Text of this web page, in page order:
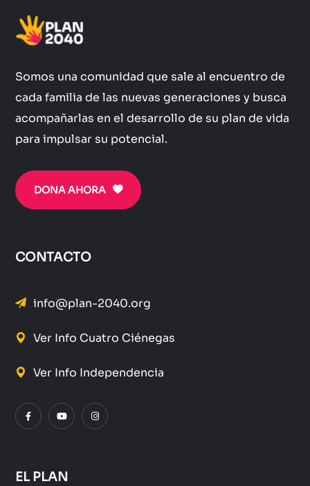
Somos una comunidad que sale al encuentro de
cada familia de las nuevas generaciones y busca
acompañarlas en el desarrollo de su plan de vida
para impulsar su potencial.
DONA AHORA
CONTACTO
info@plan-2040.org
Ver Info Cuatro Ciénegas
Ver Info Independencia
EL PLAN